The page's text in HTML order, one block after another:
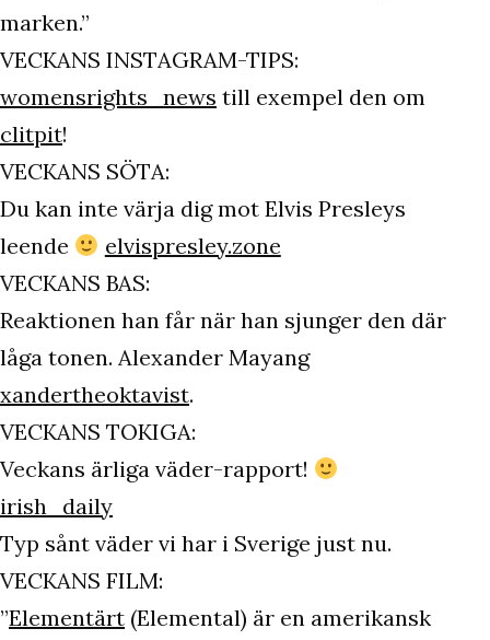
marken.”
VECKANS INSTAGRAM-TIPS:
womensrights_news till exempel den om
clitpit!
VECKANS SÖTA:
Du kan inte värja dig mot Elvis Presleys
leende
elvispresley.zone
VECKANS BAS:
Reaktionen han får när han sjunger den där
låga tonen. Alexander Mayang
xandertheoktavist.
VECKANS TOKIGA:
Veckans ärliga väder-rapport!
irish_daily
Typ sånt väder vi har i Sverige just nu.
VECKANS FILM:
”Elementärt (Elemental) är en amerikansk